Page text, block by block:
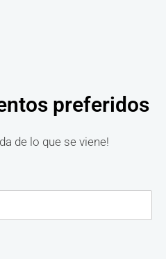
preferidos
de lo que se viene!